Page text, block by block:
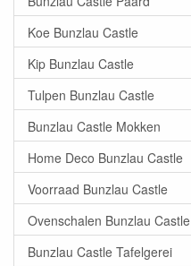
Koe Bunzlau Castle
Kip Bunzlau Castle
Tulpen Bunzlau Castle
Bunzlau Castle Mokken
Home Deco Bunzlau Castle
Voorraad Bunzlau Castle
Ovenschalen Bunzlau Castle
Bunzlau Castle Tafelgerei